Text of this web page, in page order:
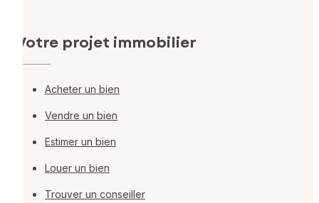
Votre projet immobilier
Acheter un bien
Vendre un bien
Estimer un bien
Louer un bien
Trouver un conseiller